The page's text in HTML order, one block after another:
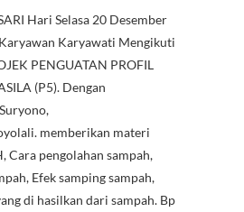
at
s
A
p
p
er
es
t
e e
gr
m
C
Hari Selasa 20 Desember
Karyawati Mengikuti
PENGUATAN PROFIL
(P5). Dengan
memberikan materi
Cara pengolahan sampah,
Efek samping sampah,
di hasilkan dari sampah. Bp